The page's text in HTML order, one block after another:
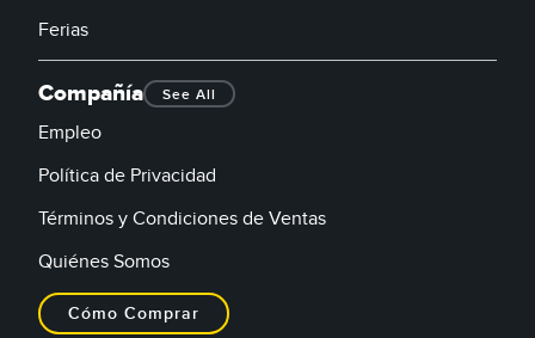
Ferias
Compañía See All
Empleo
Política de Privacidad
Términos y Condiciones de Ventas
Quiénes Somos
Cómo Comprar